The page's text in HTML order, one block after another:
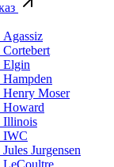
Moser
Illinois
IWC
Jurgensen